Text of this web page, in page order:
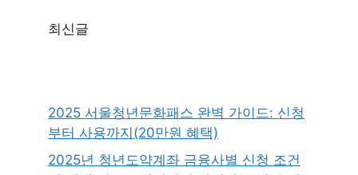
k
최신글
2025 서울청년문화패스 완벽 가이드: 신청
부터 사용까지(20만원 혜택)
2025년 청년도약계좌 금융사별 신청 조건